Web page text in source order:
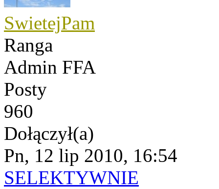
SwietejPam
Ranga
Admin FFA
Posty
960
Dołączył(a)
Pn, 12 lip 2010, 16:54
SELEKTYWNIE